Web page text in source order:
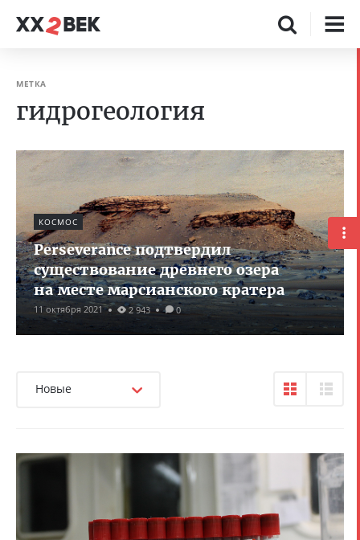
МЕТКА
гидрогеология
КОСМОС
Perseverance подтвердил
существование древнего озера
на месте марсианского кратера
11 октября 2021 2 943 0
Новые